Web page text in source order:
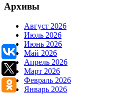
Архивы
Август 2026
Июль 2026
Июнь 2026
Май 2026
Апрель 2026
Март 2026
Февраль 2026
Январь 2026